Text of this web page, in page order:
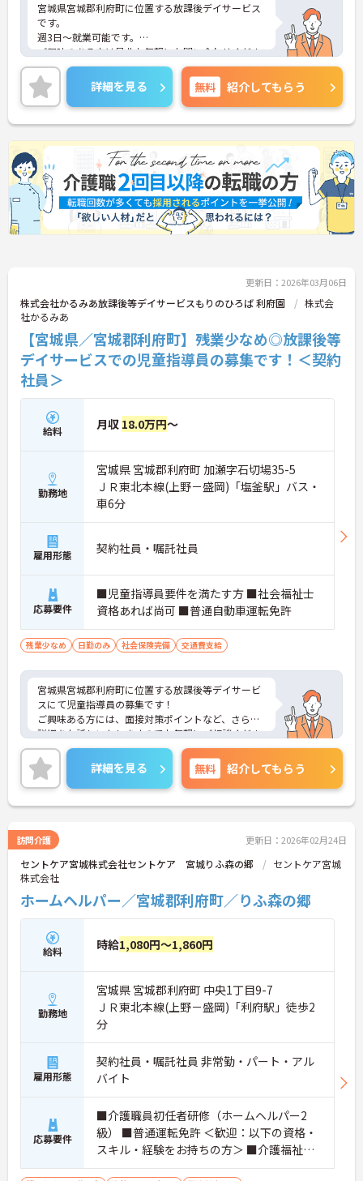
宮城県宮城郡利府町に位置する放課後デイサービス
です。
週3日～就業可能です。
ご興味のある方は是非お気軽にお問い合わせくださ
い。
詳細を見る 無料 紹介してもらう
更新日：2026年03月06日
株式会社かるみあ放課後等デイサービスもりのひろば 利府園
株式会
社かるみあ
【宮城県／宮城郡利府町】残業少なめ◎放課後等
デイサービスでの児童指導員の募集です！＜契約
社員＞
給料 月収 18.0万円～
勤務地
宮城県 宮城郡利府町 加瀬字石切場35-5
ＪＲ東北本線(上野－盛岡)「塩釜駅」バス・
車6分
雇用形態 契約社員・嘱託社員
応募要件
■児童指導員要件を満たす方 ■社会福祉士
資格あれば尚可 ■普通自動車運転免許
残業少なめ 日勤のみ 社会保険完備 交通費支給
宮城県宮城郡利府町に位置する放課後等デイサービ
スにて児童指導員の募集です！
ご興味ある方には、面接対策ポイントなど、さらに
詳細をお話しいたしますのでお気軽にご相談くださ
い！
詳細を見る 無料 紹介してもらう
訪問介護 更新日：2026年02月24日
セントケア宮城株式会社セントケア 宮城りふ森の郷
セントケア宮城
株式会社
ホームヘルパー／宮城郡利府町／りふ森の郷
給料 時給1,080円～1,860円
勤務地
宮城県 宮城郡利府町 中央1丁目9-7
ＪＲ東北本線(上野－盛岡)「利府駅」徒歩2
分
雇用形態
契約社員・嘱託社員 非常勤・パート・アル
バイト
応募要件
■介護職員初任者研修（ホームヘルパー2
級） ■普通運転免許 ＜歓迎：以下の資格・
スキル・経験をお持ちの方＞ ■介護福祉士
■介護職員実務者研修（ホームヘルパー1